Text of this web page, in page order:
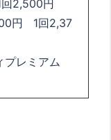
回2,500円
円 1回2,37
プレミアム